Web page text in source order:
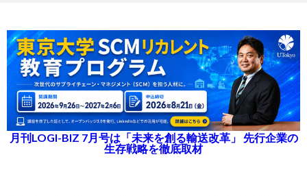
月刊LOGI-BIZ 7月号は「未来を創る輸送改革」 先行企業の
生存戦略を徹底取材